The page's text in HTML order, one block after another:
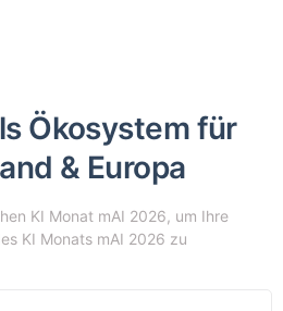
Ökosystem für
& Europa
KI Monat mAI 2026, um Ihre
KI Monats mAI 2026 zu